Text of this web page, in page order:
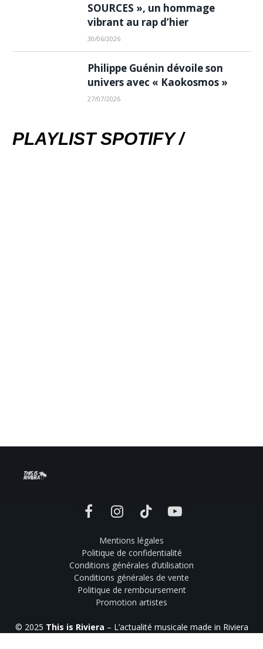
SOURCES », un hommage
vibrant au rap d’hier
30/06/2026
Philippe Guénin dévoile son
univers avec « Kaokosmos »
27/07/2026
PLAYLIST SPOTIFY /
FacebookInstagramTikTok YouTube
Mentions légales
Politique de confidentialité
Conditions générales d’utilisation
Conditions générales de vente
Politique de remboursement
Promotion artistes
© 2025 This is Riviera – L’actualité musicale made in Riviera